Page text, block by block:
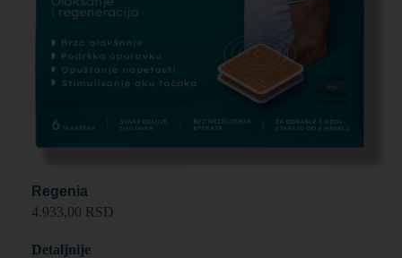
Regenia
4.933,00 RSD
Detaljnije